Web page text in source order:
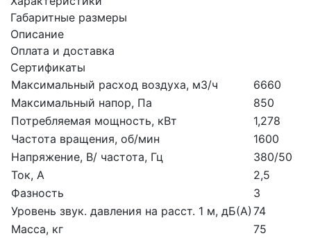
Габаритные размеры
Описание
Оплата и доставка
Сертификаты
Максимальный расход воздуха, м3/ч
6660
Максимальный напор, Па
850
Потребляемая мощность, кВт
1,278
Частота вращения, об/мин
1600
Напряжение, В/ частота, Гц
380/50
Ток, А
2,5
Фазность
3
Уровень звук. давления на расст. 1 м, дБ(А) 74
Масса, кг
75